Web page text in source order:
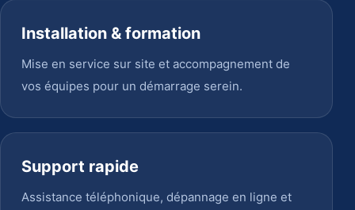
Installation & formation
Mise en service sur site et accompagnement de
vos équipes pour un démarrage serein.
Support rapide
Assistance téléphonique, dépannage en ligne et